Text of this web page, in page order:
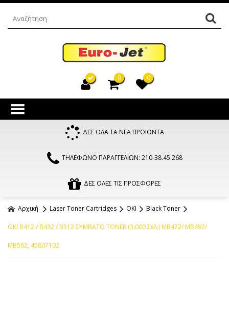
0 0
ΔΕΣ ΟΛΑ ΤΑ ΝΕΑ ΠΡΟΪΟΝΤΑ
ΤΗΛΕΦΩΝΟ ΠΑΡΑΓΓΕΛΙΩΝ: 210-38.45.268
ΔΕΣ ΟΛΕΣ ΤΙΣ ΠΡΟΣΦΟΡΕΣ
Αρχική Laser Toner Cartridges OKI Black Toner
OKI B412 / B432 / B512 ΣΥΜΒΑΤΟ TONER (3.000 Σελ.) MB472/ MB492/
MB562, 45807102